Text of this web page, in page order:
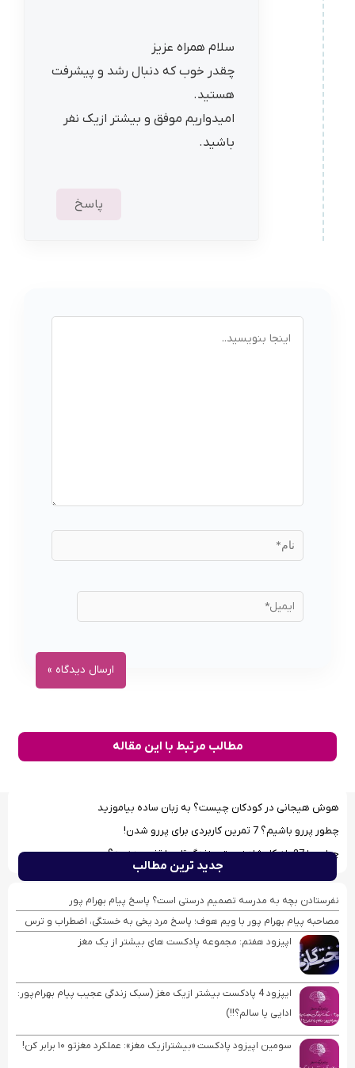
مطالب مرتبط با این مقاله
هوش هیجانی در کودکان چیست؟ به زبان ساده بیاموزید
چطور پررو باشیم؟ 7 تمرین کاربردی برای پررو شدن!
چطور با 27 راهکار شاد زیستن، زندگی‌تان را تغییر دهید؟
جدید ترین مطالب
نفرستادن بچه به مدرسه تصمیم درستی است؟ پاسخ پیام بهرام پور
مصاحبه پیام بهرام ‌پور با ویم هوف؛ پاسخ مرد یخی به خستگی، اضطراب و ترس
اپیزود هفتم: مجموعه پادکست های بیشتر از یک مغز
ایپزود 4 پادکست بیشتر ازیک مغز (سبک زندگی عجیب پیام بهرام‌پور:
ادایی یا سالم؟!!)
سومین اپیزود پادکست «بیشترازیک مغز»: عملکرد مغزتو ۱۰ برابر کن!
سلام همراه عزیز
چقدر خوب که دنبال رشد و پیشرفت
هستید.
امیدواریم موفق و بیشتر ازیک نفر
باشید.
پاسخ